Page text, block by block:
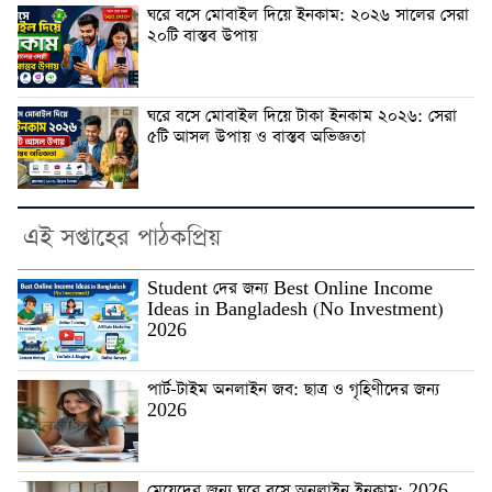
ঘরে বসে মোবাইল দিয়ে ইনকাম: ২০২৬ সালের সেরা
২০টি বাস্তব উপায়
ঘরে বসে মোবাইল দিয়ে টাকা ইনকাম ২০২৬: সেরা
৫টি আসল উপায় ও বাস্তব অভিজ্ঞতা
এই সপ্তাহের পাঠকপ্রিয়
Student দের জন্য Best Online Income
Ideas in Bangladesh (No Investment)
2026
পার্ট-টাইম অনলাইন জব: ছাত্র ও গৃহিণীদের জন্য
2026